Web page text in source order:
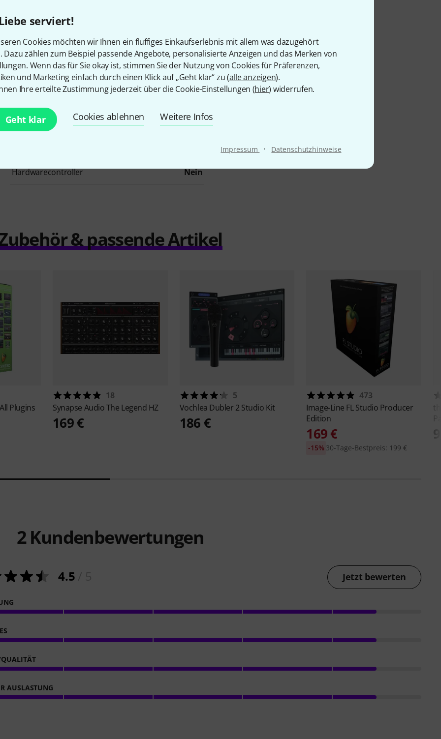
serviert!
Cookies möchten wir Ihnen ein fluffiges Einkaufserlebnis mit allem was dazugehört
Dazu zählen zum Beispiel passende Angebote, personalisierte Anzeigen und das Merken von
Wenn das für Sie okay ist, stimmen Sie der Nutzung von Cookies für Präferenzen,
und Marketing einfach durch einen Klick auf „Geht klar“ zu (alle anzeigen).
Ihre erteilte Zustimmung jederzeit über die Cookie-Einstellungen (hier) widerrufen.
Geht klar Cookies ablehnen Weitere Infos
Impressum · Datenschutzhinweise
Overdrive / Distortion
Psychoakustik / Enhancer / Exciter Nein
Reverb Nein
Pitch Shifter / Harmonizer / Timestretching Nein
Hardwarecontroller Nein
& passende Artikel
Plugins
18
Synapse AudioThe Legend HZ
169 €
5
Vochlea Dubler 2 Studio Kit
186 €
473
Image-Line FL Studio Producer
Edition
169 €
30-Tage-Bestpreis: 199 €
-15%
2Kundenbewertungen
4.5 Jetzt bewerten
AUSLASTUNG